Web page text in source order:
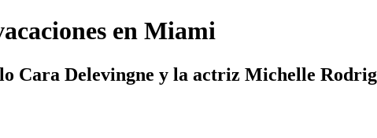
en Miami
Cara Delevingne y la actriz Michelle